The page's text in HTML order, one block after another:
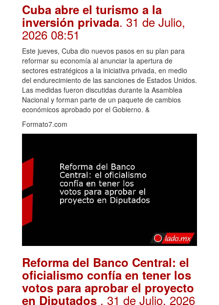
Cuba abre el turismo a la
inversión privada. 31 de Julio,
2026 08:51
Este jueves, Cuba dio nuevos pasos en su plan para
reformar su economía al anunciar la apertura de
sectores estratégicos a la iniciativa privada, en medio
del endurecimiento de las sanciones de Estados Unidos.
Las medidas fueron discutidas durante la Asamblea
Nacional y forman parte de un paquete de cambios
económicos aprobado por el Gobierno. &
Formato7.com
Reforma del Banco Central: el
oficialismo confía en tener los
votos para aprobar el proyecto
en Diputados . 31 de Julio, 2026